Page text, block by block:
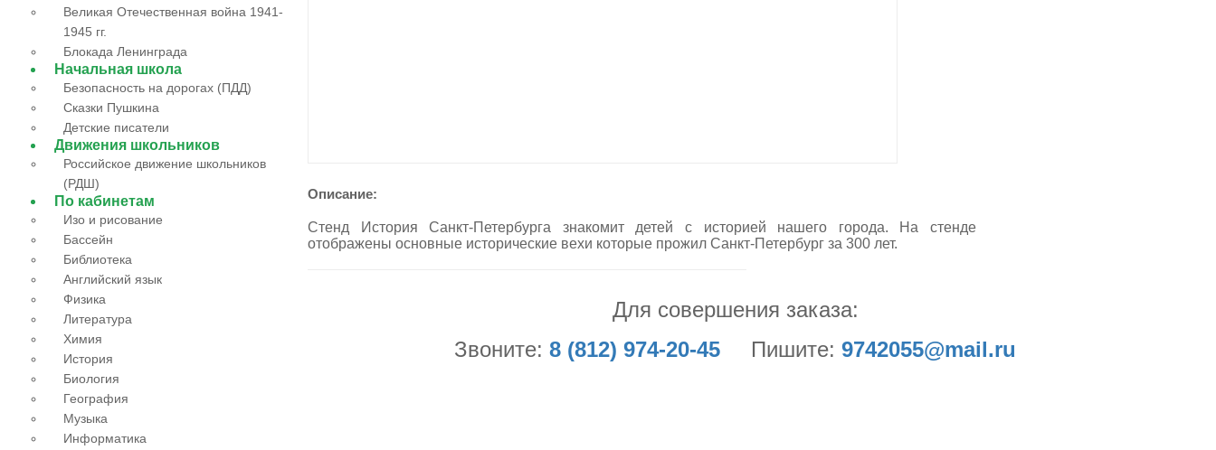
Великая Отечественная война 1941-
1945 гг.
Блокада Ленинграда
Начальная школа
Безопасность на дорогах (ПДД)
Сказки Пушкина
Детские писатели
Движения школьников
Российское движение школьников
(РДШ)
По кабинетам
Изо и рисование
Бассейн
Библиотека
Английский язык
Физика
Литература
Химия
История
Биология
География
Музыка
Информатика
Описание:
Стенд История Санкт-Петербурга знакомит детей с историей нашего города. На стенде
отображены основные исторические вехи которые прожил Санкт-Петербург за 300 лет.
Для совершения заказа:
Звоните: 8 (812) 974-20-45 Пишите: 9742055@mail.ru